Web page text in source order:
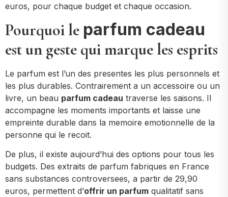
euros, pour chaque budget et chaque occasion.
Pourquoi le parfum cadeau
est un geste qui marque les esprits
Le parfum est l’un des presentes les plus personnels et
les plus durables. Contrairement a un accessoire ou un
livre, un beau parfum cadeau traverse les saisons. Il
accompagne les moments importants et laisse une
empreinte durable dans la memoire emotionnelle de la
personne qui le recoit.
De plus, il existe aujourd’hui des options pour tous les
budgets. Des extraits de parfum fabriques en France
sans substances controversees, a partir de 29,90
euros, permettent d’offrir un parfum qualitatif sans